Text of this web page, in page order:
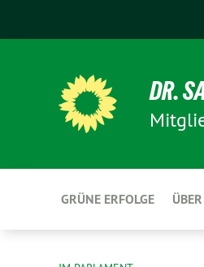
DR.
GRÜNE ERFOLGE